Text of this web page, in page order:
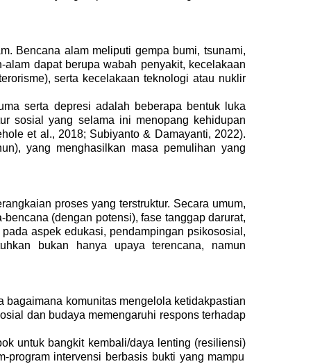
Bencana alam meliputi gempa bumi, tsunami,
dapat berupa wabah penyakit, kecelakaan
serta kecelakaan teknologi atau nuklir
serta depresi adalah beberapa bentuk luka
sosial yang selama ini menopang kehidupan
et al., 2018; Subiyanto & Damayanti, 2022).
), yang menghasilkan masa pemulihan yang
proses yang terstruktur. Secara umum,
(dengan potensi), fase tanggap darurat,
aspek edukasi, pendampingan psikososial,
bukan hanya upaya terencana, namun
komunitas mengelola ketidakpastian
dan budaya memengaruhi respons terhadap
untuk bangkit kembali/daya lenting (resiliensi)
intervensi berbasis bukti yang mampu